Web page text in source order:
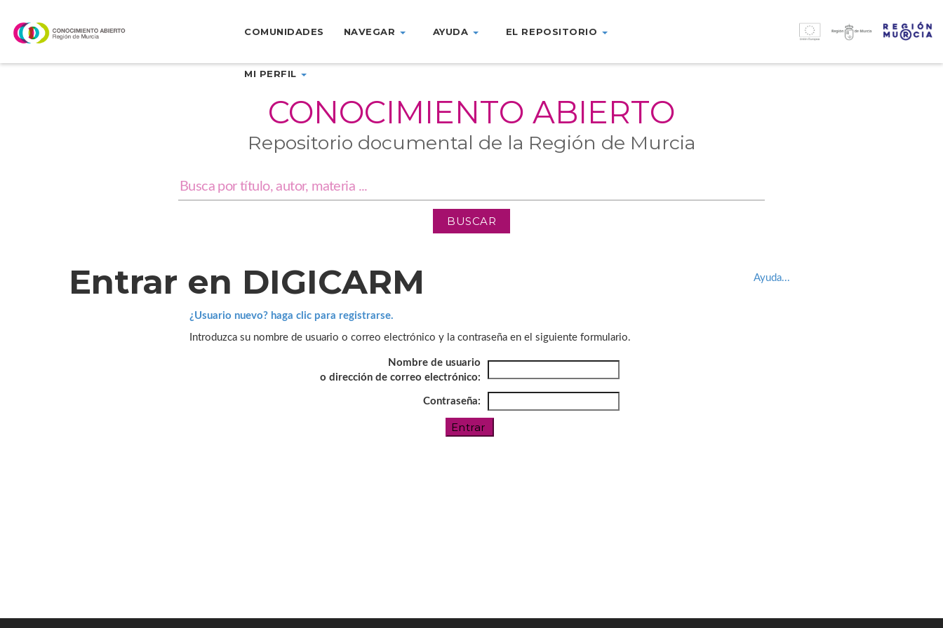
navigation
COMUNIDADES NAVEGAR AYUDA EL REPOSITORIO
MI PERFIL
CONOCIMIENTO ABIERTO
Repositorio documental de la Región de Murcia
Entrar en DIGICARM Ayuda...
¿Usuario nuevo? haga clic para registrarse.
Introduzca su nombre de usuario o correo electrónico y la contraseña en el siguiente formulario.
Nombre de usuario
o dirección de correo electrónico:
Contraseña: